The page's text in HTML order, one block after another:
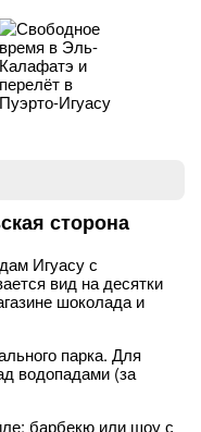
сторона
Игуасу с
вид на десятки
шоколада и
парка. Для
водопадами (за
барбекю или шоу с